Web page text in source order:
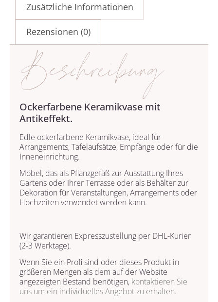
Zusätzliche Informationen
Rezensionen (0)
Beschreibung
Ockerfarbene Keramikvase mit
Antikeffekt.
Edle ockerfarbene Keramikvase, ideal für
Arrangements, Tafelaufsätze, Empfänge oder für die
Inneneinrichtung.
Möbel, das als Pflanzgefäß zur Ausstattung Ihres
Gartens oder Ihrer Terrasse oder als Behälter zur
Dekoration für Veranstaltungen, Arrangements oder
Hochzeiten verwendet werden kann.
Wir garantieren Expresszustellung per DHL-Kurier
(2-3 Werktage).
Wenn Sie ein Profi sind oder dieses Produkt in
größeren Mengen als dem auf der Website
angezeigten Bestand benötigen, kontaktieren Sie
uns um ein individuelles Angebot zu erhalten.